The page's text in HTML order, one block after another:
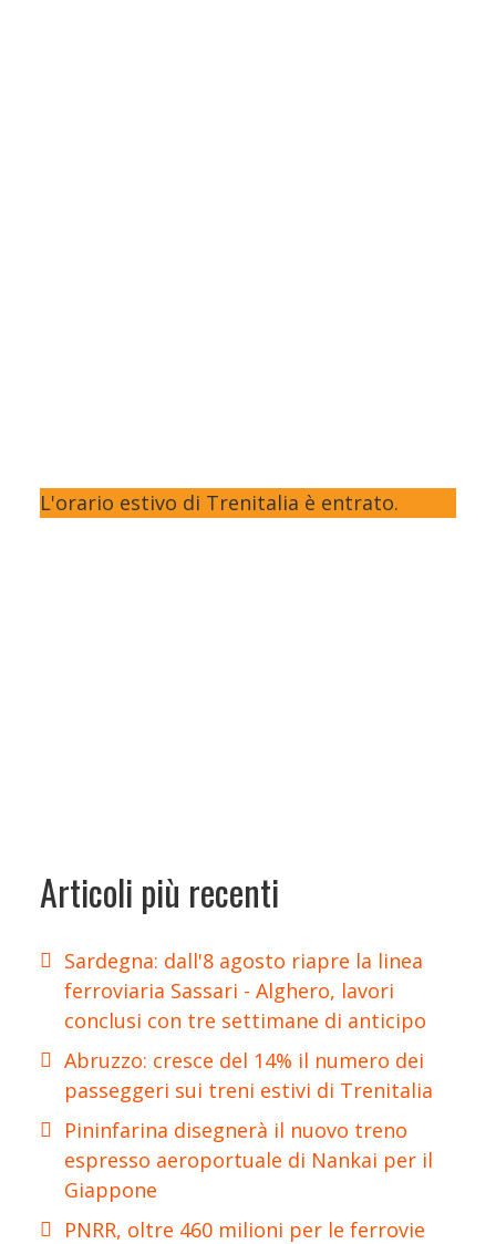
L'orario estivo di Trenitalia è entrato.
Articoli più recenti
Sardegna: dall'8 agosto riapre la linea
ferroviaria Sassari - Alghero, lavori
conclusi con tre settimane di anticipo
Abruzzo: cresce del 14% il numero dei
passeggeri sui treni estivi di Trenitalia
Pininfarina disegnerà il nuovo treno
espresso aeroportuale di Nankai per il
Giappone
PNRR, oltre 460 milioni per le ferrovie